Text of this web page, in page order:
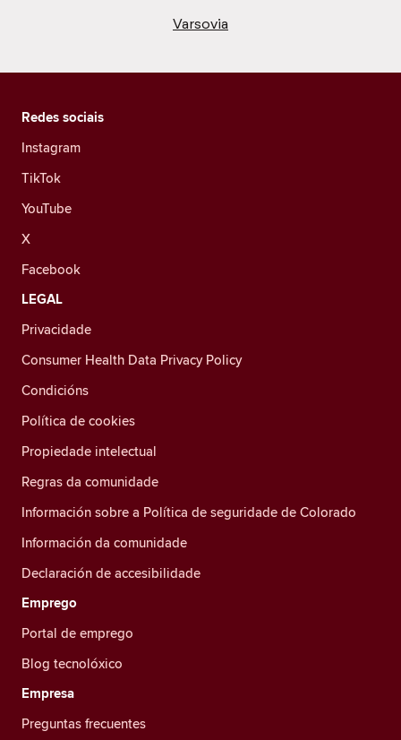
Varsovia
Redes sociais
Instagram
TikTok
YouTube
X
Facebook
LEGAL
Privacidade
Consumer Health Data Privacy Policy
Condicións
Política de cookies
Propiedade intelectual
Regras da comunidade
Información sobre a Política de seguridade de Colorado
Información da comunidade
Declaración de accesibilidade
Emprego
Portal de emprego
Blog tecnolóxico
Empresa
Preguntas frecuentes